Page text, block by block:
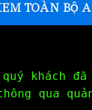
TOÀN BỘ
quý khách
qua